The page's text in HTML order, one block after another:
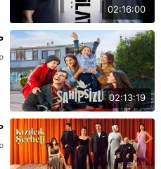
02:16:00
02:13:19